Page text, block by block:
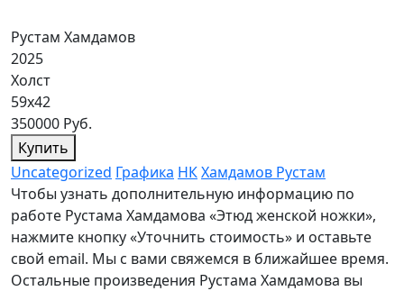
Рустам Хамдамов
2025
Холст
59х42
350000 Руб.
Купить
Uncategorized Графика НКХамдамов Рустам
Чтобы узнать дополнительную информацию по
работе Рустама Хамдамова «Этюд женской ножки»,
нажмите кнопку «Уточнить стоимость» и оставьте
свой email. Мы с вами свяжемся в ближайшее время.
Остальные произведения Рустама Хамдамова вы